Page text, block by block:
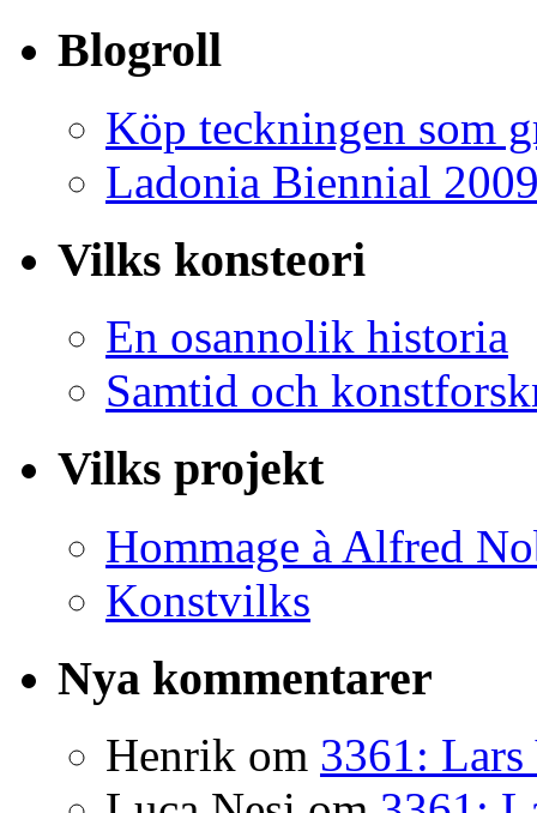
Blogroll
Köp teckningen som
Ladonia Biennial
Vilks konsteori
En osannolik historia
Samtid och
Vilks projekt
Hommage à Alfred
Konstvilks
Nya kommentarer
Henrik om 3361: